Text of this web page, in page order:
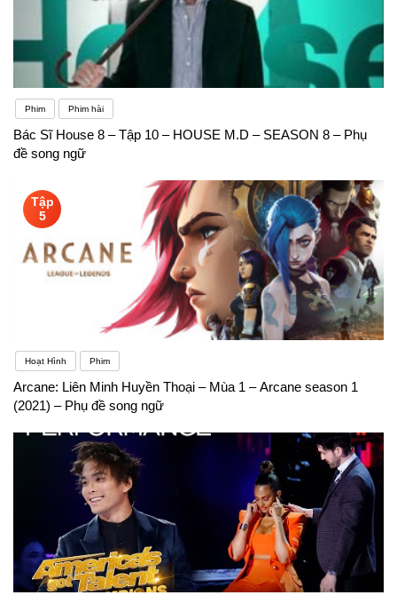
Phim Phim hài
Bác Sĩ House 8 – Tập 10 – HOUSE M.D – SEASON 8 – Phụ
đề song ngữ
Tập
5
Hoạt Hình Phim
Arcane: Liên Minh Huyền Thoại – Mùa 1 – Arcane season 1
(2021) – Phụ đề song ngữ